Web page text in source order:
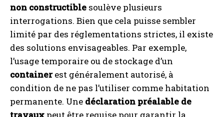
non constructible soulève plusieurs
interrogations. Bien que cela puisse sembler
limité par des réglementations strictes, il existe
des solutions envisageables. Par exemple,
l’usage temporaire ou de stockage d’un
containerest généralement autorisé, à
condition de ne pas l’utiliser comme habitation
permanente. Une déclaration préalable de